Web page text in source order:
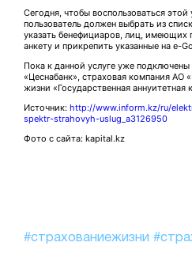
Сегодня, чтобы воспользоваться этой
пользователь должен выбрать из
указать бенефициаров, лиц, имеющих
анкету и прикрепить указанные на e-
Пока к данной услуге уже
«Цеснабанк», страховая компания АО
жизни «Государственная аннуитетная
Источник: http://www.inform.kz/ru/
spektr-strahovyh-uslug_a3126950
Фото с сайта: kapital.kz
#страхованиежизни